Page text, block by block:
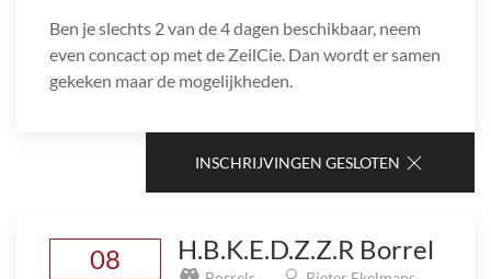
Ben je slechts 2 van de 4 dagen beschikbaar, neem
even concact op met de ZeilCie. Dan wordt er samen
gekeken maar de mogelijkheden.
INSCHRIJVINGEN GESLOTEN
08 H.B.K.E.D.Z.Z.R Borrel